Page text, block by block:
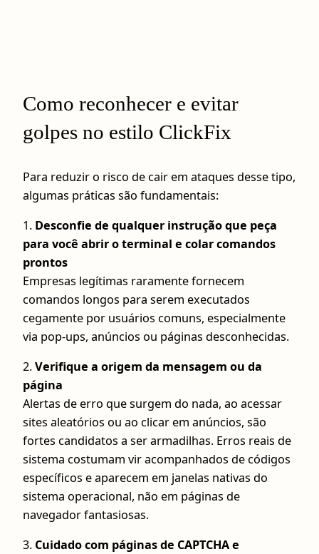
Como reconhecer e evitar
golpes no estilo ClickFix
Para reduzir o risco de cair em ataques desse tipo,
algumas práticas são fundamentais:
1. Desconfie de qualquer instrução que peça
para você abrir o terminal e colar comandos
prontos
Empresas legítimas raramente fornecem
comandos longos para serem executados
cegamente por usuários comuns, especialmente
via pop-ups, anúncios ou páginas desconhecidas.
2.Verifique a origem da mensagem ou da
página
Alertas de erro que surgem do nada, ao acessar
sites aleatórios ou ao clicar em anúncios, são
fortes candidatos a ser armadilhas. Erros reais de
sistema costumam vir acompanhados de códigos
específicos e aparecem em janelas nativas do
sistema operacional, não em páginas de
navegador fantasiosas.
3. Cuidado com páginas de CAPTCHA e